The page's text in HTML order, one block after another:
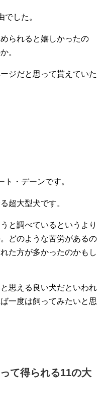
した。
られると嬉しかったの
。
ジだと思って貰えていた
・デーンです。
超大型犬です。
と調べているというより
どのような苦労があるの
た方が多かったのかもし
思える良い犬だといわれ
一度は飼ってみたいと思
て得られる11の大